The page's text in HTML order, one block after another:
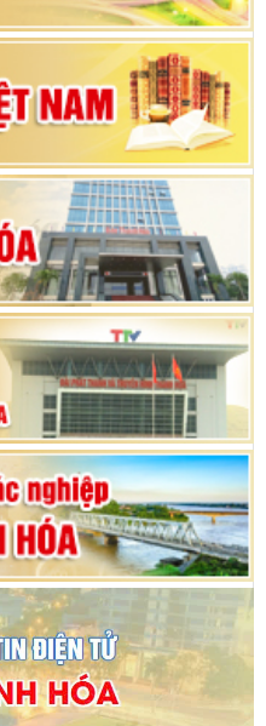
Yên Ninh lần thứ nhất,
thường lần thứ 9, Quốc
họp thứ 24, HĐND tỉnh
nhiệm kỳ 2021 - 2026
hai bốn, Hội đồng nhân dân